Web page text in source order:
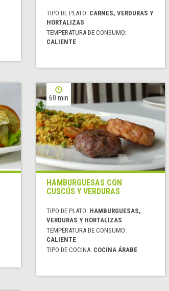
TIPO DE PLATO: CARNES, VERDURAS Y
HORTALIZAS
TEMPERATURA DE CONSUMO:
CALIENTE
60 min
HAMBURGUESAS CON
CUSCÚS Y VERDURAS
TIPO DE PLATO: HAMBURGUESAS,
VERDURAS Y HORTALIZAS
TEMPERATURA DE CONSUMO:
CALIENTE
TIPO DE COCINA: COCINA ÁRABE